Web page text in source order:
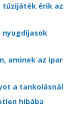
tűzijáték érik az
aminek az ipar
a tankolásnál
hibába